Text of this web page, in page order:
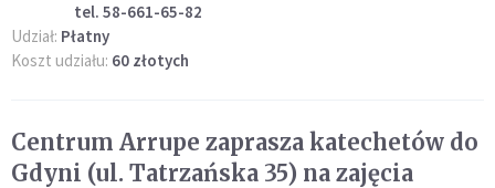
tel. 58-661-65-82
Udział: Płatny
Koszt udziału: 60 złotych
Centrum Arrupe zaprasza katechetów do
Gdyni (ul. Tatrzańska 35) na zajęcia